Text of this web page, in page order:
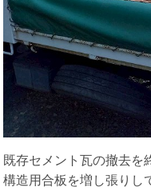
既存セメント瓦の撤去を
構造用合板を増し張りし